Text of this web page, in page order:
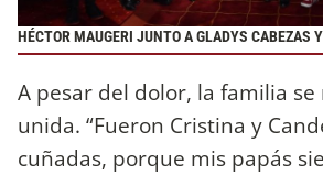
HÉCTOR MAUGERI JUNTO A GLADYS CABEZAS
A pesar del dolor, la familia
unida. “Fueron Cristina y
cuñadas, porque mis papás